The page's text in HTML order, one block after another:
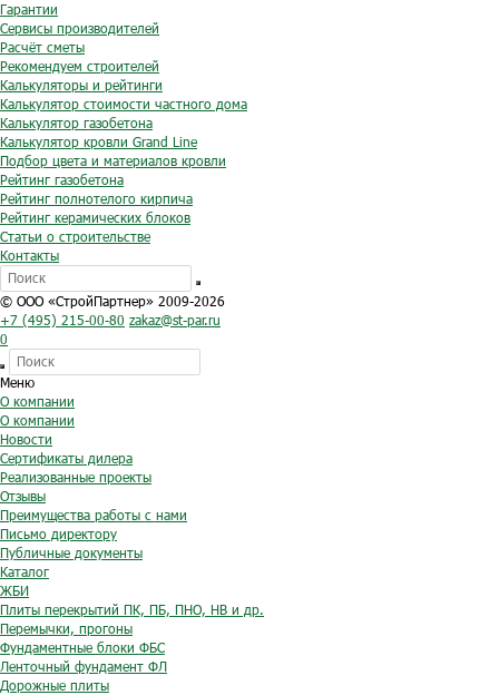
Гарантии
Сервисы производителей
Расчёт сметы
Рекомендуем строителей
Калькуляторы и рейтинги
Калькулятор стоимости частного дома
Калькулятор газобетона
Калькулятор кровли Grand Line
Подбор цвета и материалов кровли
Рейтинг газобетона
Рейтинг полнотелого кирпича
Рейтинг керамических блоков
Статьи о строительстве
Контакты
© ООО «СтройПартнер» 2009-2026
+7 (495) 215-00-80 zakaz@st-par.ru
0
Меню
О компании
О компании
Новости
Сертификаты дилера
Реализованные проекты
Отзывы
Преимущества работы с нами
Письмо директору
Публичные документы
Каталог
ЖБИ
Плиты перекрытий ПК, ПБ, ПНО, НВ и др.
Перемычки, прогоны
Фундаментные блоки ФБС
Ленточный фундамент ФЛ
Дорожные плиты